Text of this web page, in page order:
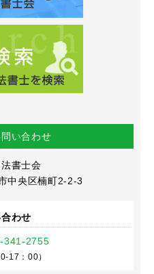
い合わせ
書士会
中央区楠町2-2-3
わせ
341-2755
17：00）